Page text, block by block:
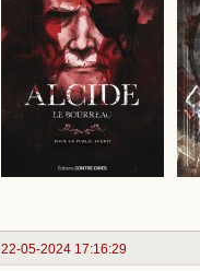
22-05-2024 17:16:29